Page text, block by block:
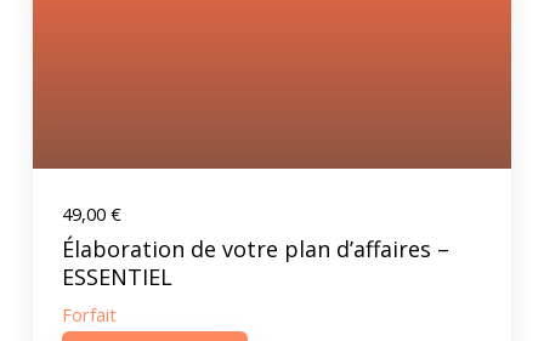
49,00 €
Élaboration de votre plan d’affaires –
ESSENTIEL
Forfait